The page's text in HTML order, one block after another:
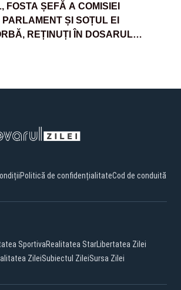
FOSTA ȘEFĂ A COMISIEI
ȘI SOȚUL EI
REȚINUȚI ÎN DOSARUL
Politică de confidențialitateCod de conduită
SportivaRealitatea StarLibertatea Zilei
ZileiSubiectul ZileiSursa Zilei